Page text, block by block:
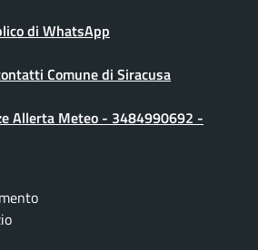
di WhatsApp
Comune di Siracusa
Allerta Meteo - 3484990692 -